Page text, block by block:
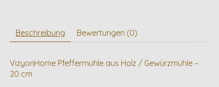
Beschreibung Bewertungen (0)
VizyonHome Pfeffermühle aus Holz / Gewürzmühle –
20 cm